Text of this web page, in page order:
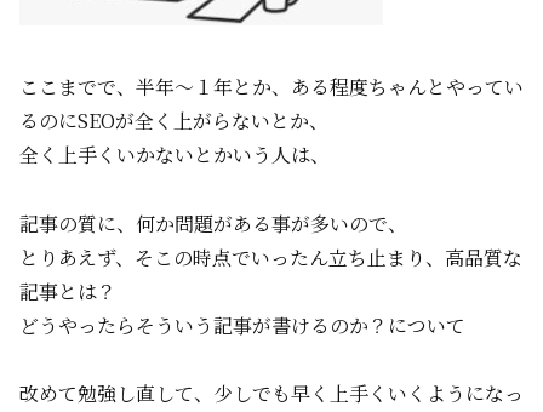
ここまでで、半年～１年とか、ある程度ちゃんとやってい
るのにSEOが全く上がらないとか、
全く上手くいかないとかいう人は、
記事の質に、何か問題がある事が多いので、
とりあえず、そこの時点でいったん立ち止まり、高品質な
記事とは？
どうやったらそういう記事が書けるのか？について
改めて勉強し直して、少しでも早く上手くいくようになっ